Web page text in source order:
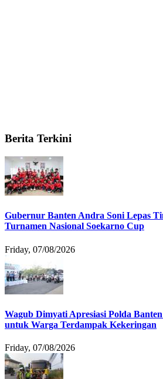
Berita Terkini
Gubernur Banten Andra Soni Lepas
Turnamen Nasional Soekarno Cup
Friday, 07/08/2026
Wagub Dimyati Apresiasi Polda
untuk Warga Terdampak Kekeringan
Friday, 07/08/2026